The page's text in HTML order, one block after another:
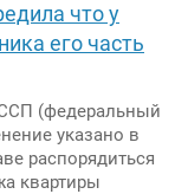
что у
его часть
(федеральный
указано в
распорядиться
квартиры